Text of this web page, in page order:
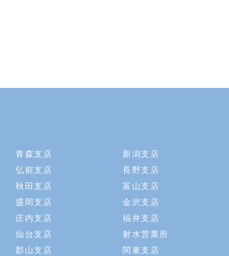
青森支店
弘前支店
秋田支店
盛岡支店
庄内支店
仙台支店
郡山支店
新潟支店
長野支店
富山支店
金沢支店
福井支店
射水営業所
関東支店